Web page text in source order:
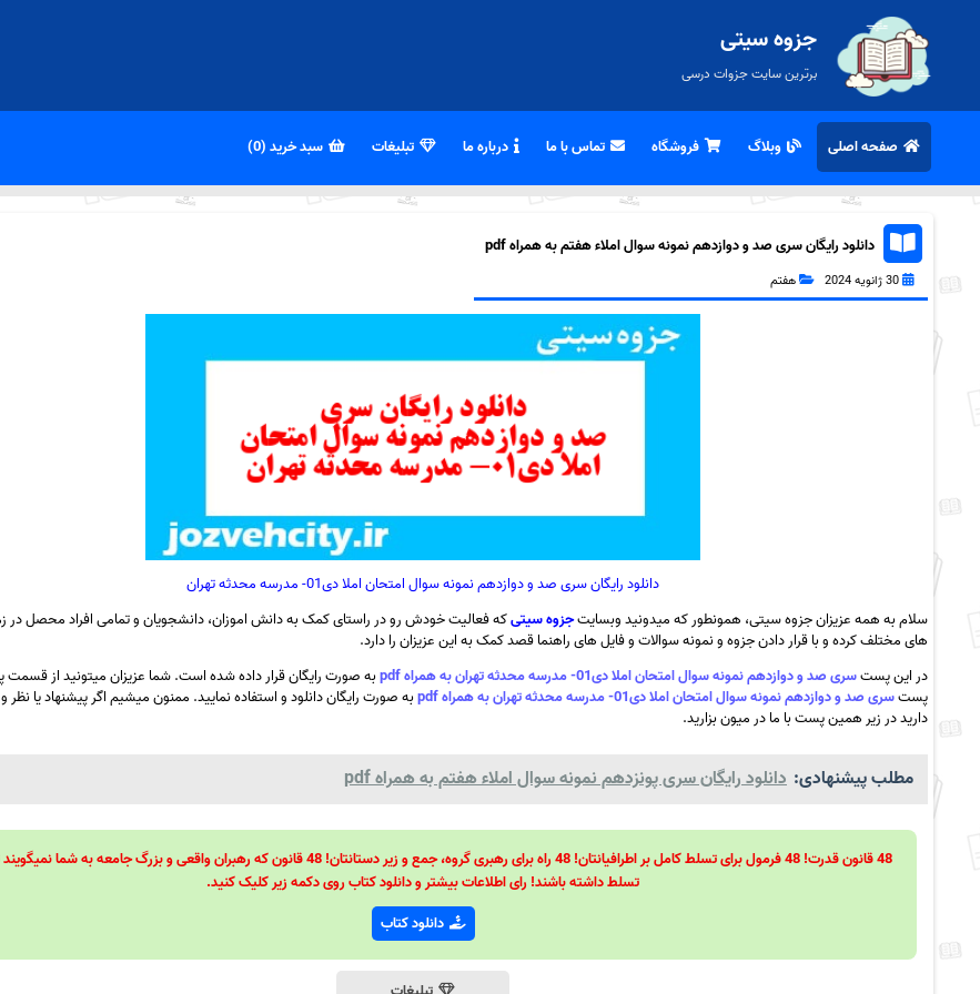
جزوه سیتی
برترین سایت جزوات درسی
صفحه اصلی وبلاگ فروشگاه تماس با ما درباره ما تبلیغات سبد خرید (0)
دانلود رایگان سری صد و دوازدهم نمونه سوال املاء هفتم به همراه pdf
30 ژانویه 2024 هفتم
دانلود رایگان سری صد و دوازدهم نمونه سوال امتحان املا دی01- مدرسه محدثه تهران
سلام به همه عزیزان جزوه سیتی، همونطور که میدونید وبسایتجزوه سیتیکه فعالیت خودش رو در راستای کمک به دانش اموزان، دانشجویان و تمامی افراد محصل در
های مختلف کرده و با قرار دادن جزوه و نمونه سوالات و فایل های راهنما قصد کمک به این عزیزان را دارد.
در این پستسری صد و دوازدهم نمونه سوال امتحان املا دی01- مدرسه محدثه تهران به همراه pdf
به صورت رایگان قرار داده شده است. شما عزیزان میتونید از قسمت
پستسری صد و دوازدهم نمونه سوال امتحان املا دی01- مدرسه محدثه تهران به همراه pdf
به صورت رایگان دانلود و استفاده نمایید. ممنون میشیم اگر پیشنهاد یا نظر
دارید در زیر همین پست با ما در میون بزارید.
مطلب پیشنهادی: دانلود رایگان سری پونزدهم نمونه سوال املاء هفتم به همراه pdf
48 قانون قدرت! 48 فرمول برای تسلط کامل بر اطرافیانتان! 48 راه برای رهبری گروه، جمع و زیر دستانتان! 48 قانون که رهبران واقعی و بزرگ جامعه
تسلط داشته باشند! رای اطلاعات بیشتر و دانلود کتاب روی دکمه زیر کلیک کنید.
دانلود کتاب